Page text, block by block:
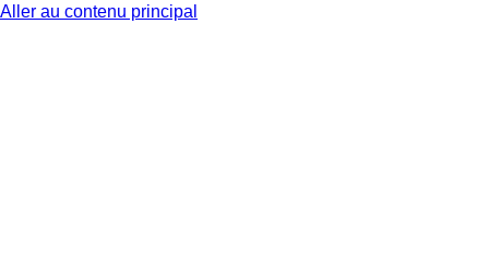
Aller au contenu principal